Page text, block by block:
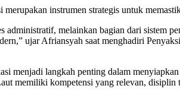
instrumen strategis untuk
administratif, melainkan bagian dari sistem
ujar Afriansyah saat menghadiri
menjadi langkah penting dalam
memiliki kompetensi yang relevan, disiplin